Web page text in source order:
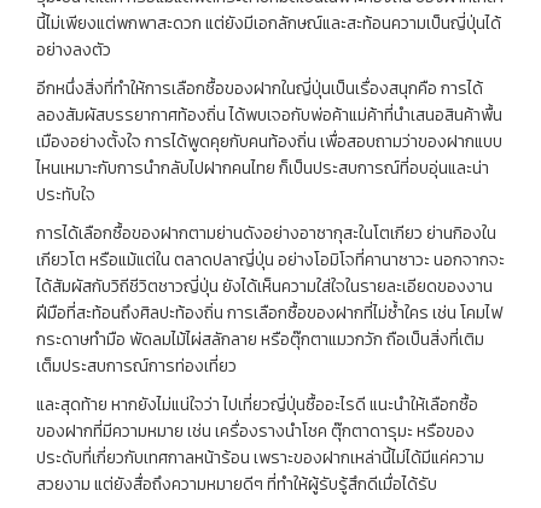
นี้ไม่เพียงแต่พกพาสะดวก แต่ยังมีเอกลักษณ์และสะท้อนความเป็นญี่ปุ่นได้
อย่างลงตัว
อีกหนึ่งสิ่งที่ทำให้การเลือกซื้อของฝากในญี่ปุ่นเป็นเรื่องสนุกคือ การได้
ลองสัมผัสบรรยากาศท้องถิ่น ได้พบเจอกับพ่อค้าแม่ค้าที่นำเสนอสินค้าพื้น
เมืองอย่างตั้งใจ การได้พูดคุยกับคนท้องถิ่น เพื่อสอบถามว่าของฝากแบบ
ไหนเหมาะกับการนำกลับไปฝากคนไทย ก็เป็นประสบการณ์ที่อบอุ่นและน่า
ประทับใจ
การได้เลือกซื้อของฝากตามย่านดังอย่างอาซากุสะในโตเกียว ย่านกิองใน
เกียวโต หรือแม้แต่ใน ตลาดปลาญี่ปุ่น อย่างโอมิโจที่คานาซาวะ นอกจากจะ
ได้สัมผัสกับวิถีชีวิตชาวญี่ปุ่น ยังได้เห็นความใส่ใจในรายละเอียดของงาน
ฝีมือที่สะท้อนถึงศิลปะท้องถิ่น การเลือกซื้อของฝากที่ไม่ซ้ำใคร เช่น โคมไฟ
กระดาษทำมือ พัดลมไม้ไผ่สลักลาย หรือตุ๊กตาแมวกวัก ถือเป็นสิ่งที่เติม
เต็มประสบการณ์การท่องเที่ยว
และสุดท้าย หากยังไม่แน่ใจว่า ไปเที่ยวญี่ปุ่นซื้ออะไรดี แนะนำให้เลือกซื้อ
ของฝากที่มีความหมาย เช่น เครื่องรางนำโชค ตุ๊กตาดารุมะ หรือของ
ประดับที่เกี่ยวกับเทศกาลหน้าร้อน เพราะของฝากเหล่านี้ไม่ได้มีแค่ความ
สวยงาม แต่ยังสื่อถึงความหมายดีๆ ที่ทำให้ผู้รับรู้สึกดีเมื่อได้รับ